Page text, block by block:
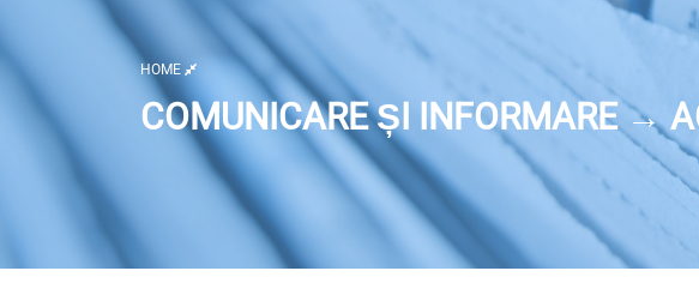
HOME
COMUNICARE ȘI INFORMARE →